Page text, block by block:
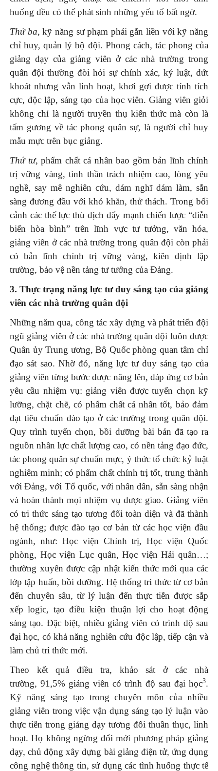
huống đều có thể phát sinh những yếu tố bất ngờ.
Thứ ba, kỹ năng sư phạm phải gắn liền với kỹ năng
chỉ huy, quản lý bộ đội. Phong cách, tác phong của
giảng dạy của giảng viên ở các nhà trường trong
quân đội thường đòi hỏi sự chính xác, kỷ luật, dứt
khoát nhưng vẫn linh hoạt, khơi gợi được tính tích
cực, độc lập, sáng tạo của học viên. Giảng viên giỏi
không chỉ là người truyền thụ kiến thức mà còn là
tấm gương về tác phong quân sự, là người chỉ huy
mẫu mực trên bục giảng.
Thứ tư, phẩm chất cá nhân bao gồm bản lĩnh chính
trị vững vàng, tinh thần trách nhiệm cao, lòng yêu
nghề, say mê nghiên cứu, dám nghĩ dám làm, sẵn
sàng đương đầu với khó khăn, thử thách. Trong bối
cảnh các thế lực thù địch đẩy mạnh chiến lược “diễn
biến hòa bình” trên lĩnh vực tư tưởng, văn hóa,
giảng viên ở các nhà trường trong quân đội còn phải
có bản lĩnh chính trị vững vàng, kiên định lập
trường, bảo vệ nền tảng tư tưởng của Đảng.
3. Thực trạng năng lực tư duy sáng tạo của giảng
viên các nhà trường quân đội
Những năm qua, công tác xây dựng và phát triển đội
ngũ giảng viên ở các nhà trường quân đội luôn được
Quân ủy Trung ương, Bộ Quốc phòng quan tâm chỉ
đạo sát sao. Nhờ đó, năng lực tư duy sáng tạo của
giảng viên từng bước được nâng lên, đáp ứng cơ bản
yêu cầu nhiệm vụ: giảng viên được tuyển chọn kỹ
lưỡng, chặt chẽ, có phẩm chất cá nhân tốt, bảo đảm
đạt tiêu chuẩn đào tạo ở các trường trong quân đội.
Quy trình tuyển chọn, bồi dưỡng bài bản đã tạo ra
nguồn nhân lực chất lượng cao, có nền tảng đạo đức,
tác phong quân sự chuẩn mực, ý thức tổ chức kỷ luật
nghiêm minh; có phẩm chất chính trị tốt, trung thành
với Đảng, với Tổ quốc, với nhân dân, sẵn sàng nhận
và hoàn thành mọi nhiệm vụ được giao. Giảng viên
có tri thức sáng tạo tương đối toàn diện và đã thành
hệ thống; được đào tạo cơ bản từ các học viện đầu
ngành, như: Học viện Chính trị, Học viện Quốc
phòng, Học viện Lục quân, Học viện Hải quân…;
thường xuyên được cập nhật kiến thức mới qua các
lớp tập huấn, bồi dưỡng. Hệ thống tri thức từ cơ bản
đến chuyên sâu, từ lý luận đến thực tiễn được sắp
xếp logic, tạo điều kiện thuận lợi cho hoạt động
sáng tạo. Đặc biệt, nhiều giảng viên có trình độ sau
đại học, có khả năng nghiên cứu độc lập, tiếp cận và
làm chủ tri thức mới.
Theo kết quả điều tra, khảo sát ở các nhà
trường, 91,5% giảng viên có trình độ sau đại học3.
Kỹ năng sáng tạo trong chuyên môn của nhiều
giảng viên trong việc vận dụng sáng tạo lý luận vào
thực tiễn trong giảng dạy tương đối thuần thục, linh
hoạt. Họ không ngừng đổi mới phương pháp giảng
dạy, chủ động xây dựng bài giảng điện tử, ứng dụng
công nghệ thông tin, sử dụng các tình huống thực tế